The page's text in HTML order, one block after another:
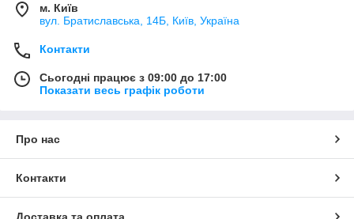
м. Київ
вул. Братиславська, 14Б, Київ, Україна
Контакти
Сьогодні працює з 09:00 до 17:00
Показати весь графік роботи
Про нас
Контакти